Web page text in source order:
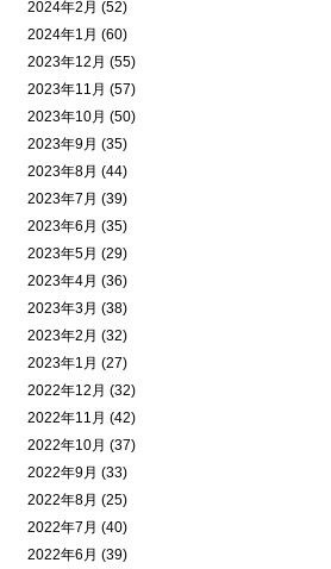
2024年2月 (52)
2024年1月 (60)
2023年12月 (55)
2023年11月 (57)
2023年10月 (50)
2023年9月 (35)
2023年8月 (44)
2023年7月 (39)
2023年6月 (35)
2023年5月 (29)
2023年4月 (36)
2023年3月 (38)
2023年2月 (32)
2023年1月 (27)
2022年12月 (32)
2022年11月 (42)
2022年10月 (37)
2022年9月 (33)
2022年8月 (25)
2022年7月 (40)
2022年6月 (39)